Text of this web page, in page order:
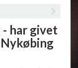
har givet